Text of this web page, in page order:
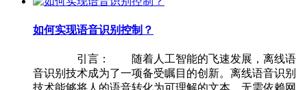
如何实现语音识别控制？
引言： 随着人工智能的飞速发展，离线语
音识别技术成为了一项备受瞩目的创新。离线语音识别